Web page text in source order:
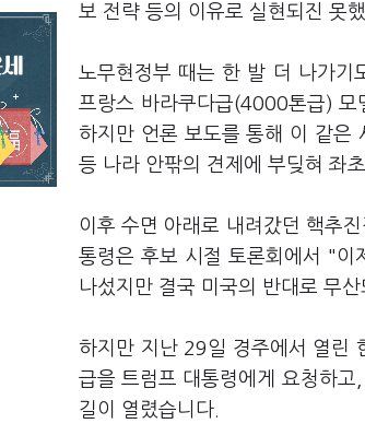
보 전략 등의 이유로 실현되진 못
노무현정부 때는 한 발 더 나가기
프랑스 바라쿠다급(4000톤급) 모
하지만 언론 보도를 통해 이 같은
등 나라 안팎의 견제에 부딪혀 좌
이후 수면 아래로 내려갔던 핵추
통령은 후보 시절 토론회에서 "이
나섰지만 결국 미국의 반대로 무
하지만 지난 29일 경주에서 열린
급을 트럼프 대통령에게 요청하
길이 열렸습니다.